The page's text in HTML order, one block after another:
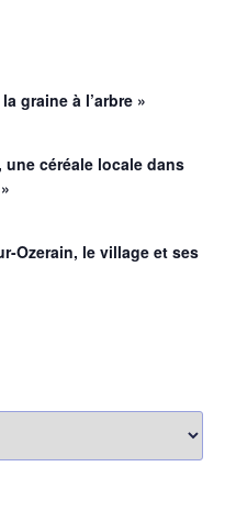
graine à l’arbre »
une céréale locale dans
Ozerain, le village et ses